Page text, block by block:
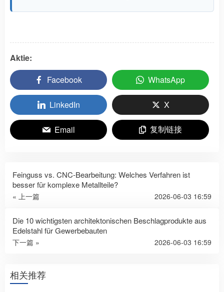
Aktie:
Facebook
WhatsApp
LinkedIn X
Email 复制链接
Feinguss vs. CNC-Bearbeitung: Welches Verfahren ist
besser für komplexe Metallteile?
« 上一篇 2026-06-03 16:59
Die 10 wichtigsten architektonischen Beschlagprodukte aus
Edelstahl für Gewerbebauten
下一篇 » 2026-06-03 16:59
相关推荐